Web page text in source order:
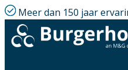
Meer dan 150 jaar